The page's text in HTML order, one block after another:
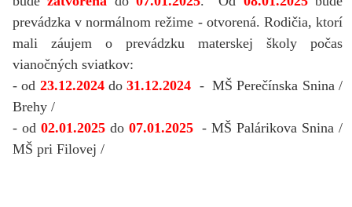
prevádzka v normálnom režime - otvorená. Rodičia, ktorí
mali záujem o prevádzku materskej školy počas
vianočných sviatkov:
- od 23.12.2024do31.12.2024 - MŠ Perečínska Snina /
Brehy /
- od 02.01.2025do 07.01.2025- MŠ Palárikova Snina /
MŠ pri Filovej /